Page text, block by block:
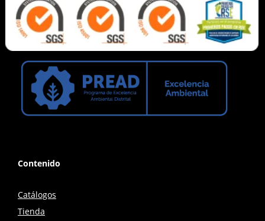
Contenido
Catálogos
Tienda